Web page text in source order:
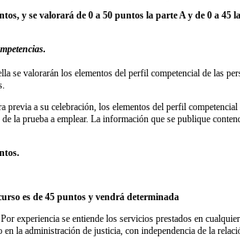
y se valorará de 0 a 50 puntos la parte A y de 0 a
se valorarán los elementos del perfil competencial de las
previa a su celebración, los elementos del perfil
la prueba a emplear. La información que se publique
es de 45 puntos y vendrá determinada
experiencia se entiende los servicios prestados en
la administración de justicia, con independencia de la